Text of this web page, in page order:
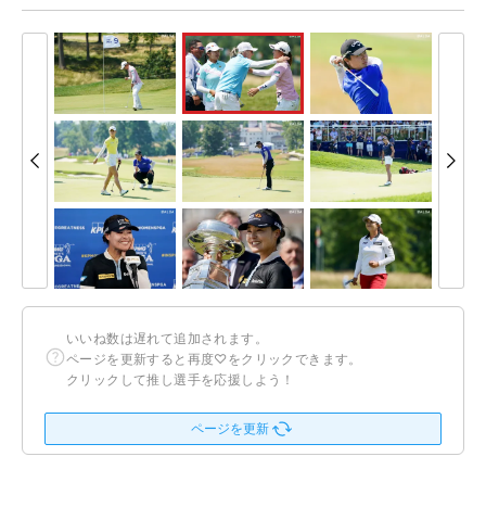
いいね数は遅れて追加されます。
ページを更新すると再度♡をクリックできます。
クリックして推し選手を応援しよう！
ページを更新